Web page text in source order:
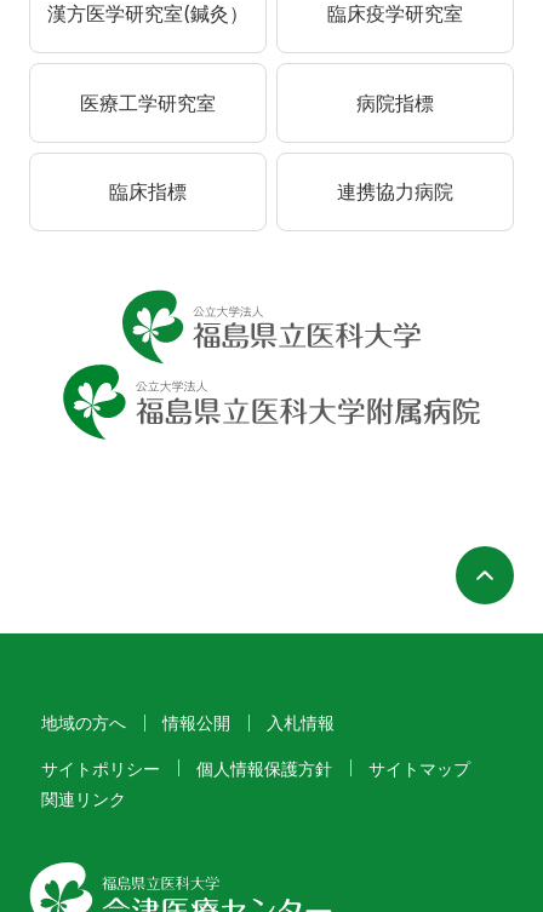
漢方医学研究室(鍼灸） 臨床疫学研究室
医療工学研究室 病院指標
臨床指標 連携協力病院
地域の方へ 情報公開 入札情報
サイトポリシー 個人情報保護方針
サイトマップ
関連リンク